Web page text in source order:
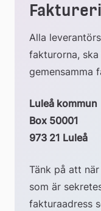
Alla
fakturorna,
gemensamma
Luleå kommun
Box 50001
973 21 Luleå
Tänk på att
som är
fakturaadress